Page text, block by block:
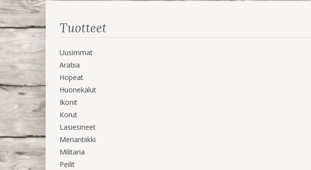
Tuotteet
Uusimmat
Arabia
Hopeat
Huonekalut
Ikonit
Korut
Lasiesineet
Meriantiikki
Militaria
Peilit